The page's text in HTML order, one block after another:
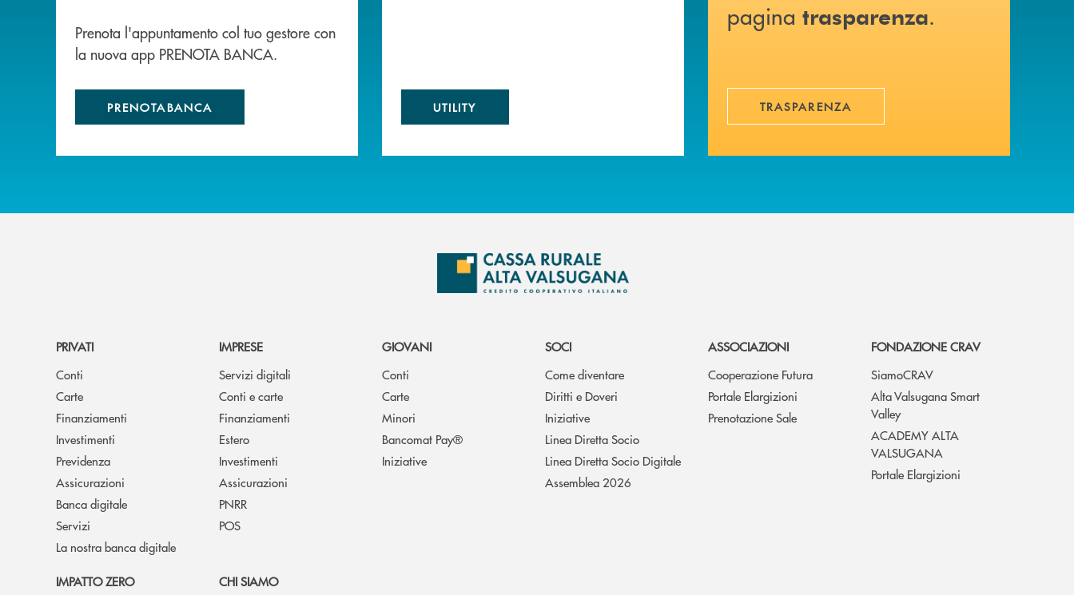
Prenota l'appuntamento col tuo gestore con
la nuova app PRENOTA BANCA.
PRENOTABANCA UTILITY
pagina trasparenza.
TRASPARENZA
PRIVATI
Conti
Carte
Finanziamenti
Investimenti
Previdenza
Assicurazioni
Banca digitale
Servizi
La nostra banca digitale
IMPRESE
Servizi digitali
Conti e carte
Finanziamenti
Estero
Investimenti
Assicurazioni
PNRR
POS
GIOVANI
Conti
Carte
Minori
Bancomat Pay®
Iniziative
SOCI
Come diventare
Diritti e Doveri
Iniziative
Linea Diretta Socio
Linea Diretta Socio Digitale
Assemblea 2026
ASSOCIAZIONI
Cooperazione Futura
Portale Elargizioni
Prenotazione Sale
FONDAZIONE CRAV
SiamoCRAV
Alta Valsugana Smart
Valley
ACADEMY ALTA
VALSUGANA
Portale Elargizioni
IMPATTO ZERO
CHI SIAMO